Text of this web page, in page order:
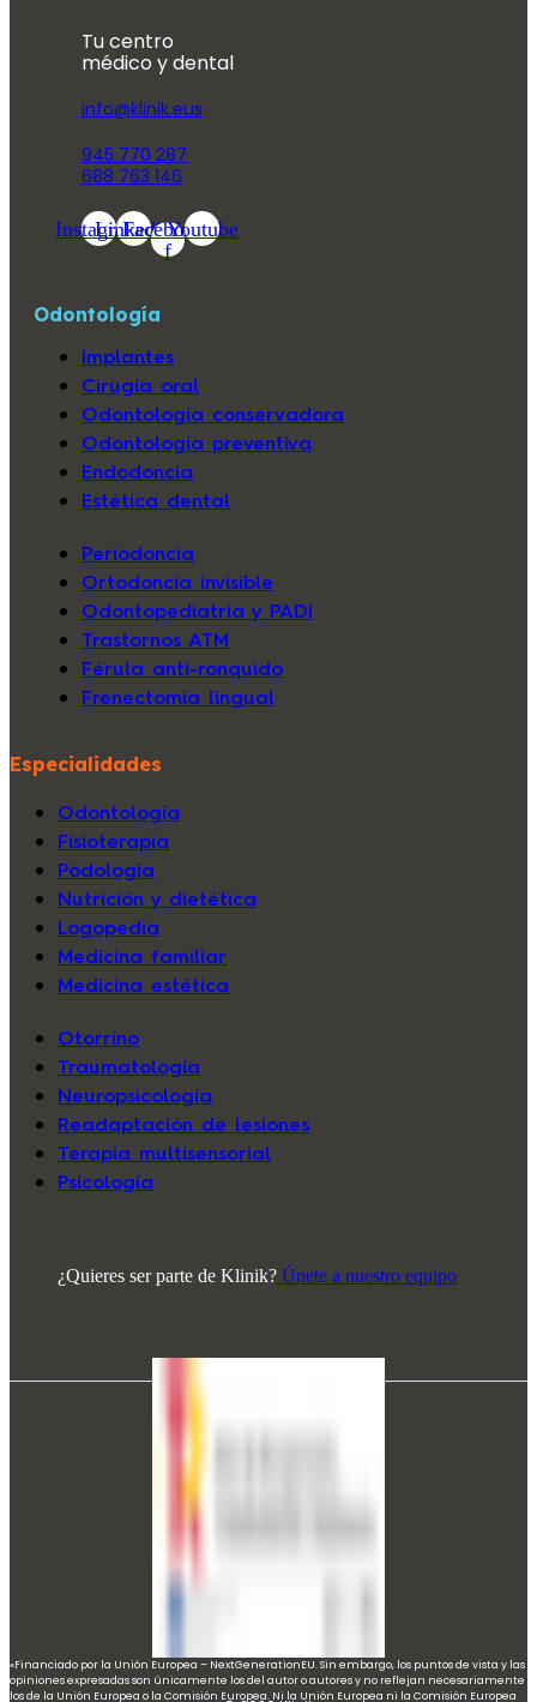
Tu centro
médico y dental
info@klinik.eus
945 770 287
688 763 146
Instagram
Linkedin
Facebook-
f
Youtube
Odontología
Implantes
Cirugía oral
Odontología conservadora
Odontología preventiva
Endodoncia
Estética dental
Periodoncia
Ortodoncia invisible
Odontopediatría y PADI
Trastornos ATM
Férula anti-ronquido
Frenectomía lingual
Especialidades
Odontología
Fisioterapia
Podología
Nutrición y dietética
Logopedia
Medicina familiar
Medicina estética
Otorrino
Traumatología
Neuropsicología
Readaptación de lesiones
Terapia multisensorial
Psicología
¿Quieres ser parte de Klinik? Únete a nuestro equipo
«Financiado por la Unión Europea – NextGenerationEU. Sin embargo, los puntos de vista y las
opiniones expresadas son únicamente los del autor o autores y no reflejan necesariamente
los de la Unión Europea o la Comisión Europea. Ni la Unión Europea ni la Comisión Europea